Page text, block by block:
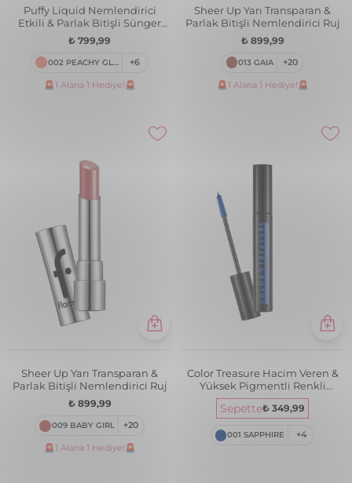
Puffy Liquid Nemlendirici
Etkili & Parlak Bitişli Sünger
Aplikatörlü Likit Allık
₺ 799,99
002 PEACHY GLOW +6
🚨1 Alana 1 Hediye!🚨
Sheer Up Yarı Transparan &
Parlak Bitişli Nemlendirici Ruj
₺ 899,99
013 GAIA +20
🚨1 Alana 1 Hediye!🚨
Sheer Up Yarı Transparan &
Parlak Bitişli Nemlendirici Ruj
₺ 899,99
009 BABY GIRL +20
🚨1 Alana 1 Hediye!🚨
Color Treasure Hacim Veren &
Yüksek Pigmentli Renkli
Maskara
Sepette₺ 349,99
001 SAPPHIRE +4